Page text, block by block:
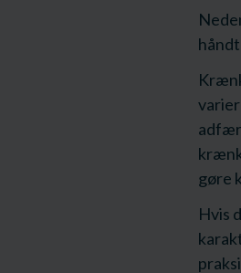
gøre
Hvis